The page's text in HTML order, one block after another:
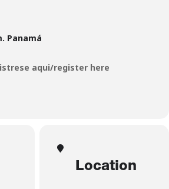
Panamá
aqui/register here
Location